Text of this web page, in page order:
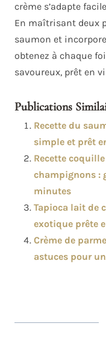
crème s’adapte
En maîtrisant deux
saumon et
obtenez à chaque
savoureux, prêt en
Publications
Recette du
simple et prêt
Recette
champignons :
minutes
Tapioca lait de
exotique prête
Crème de
astuces pour